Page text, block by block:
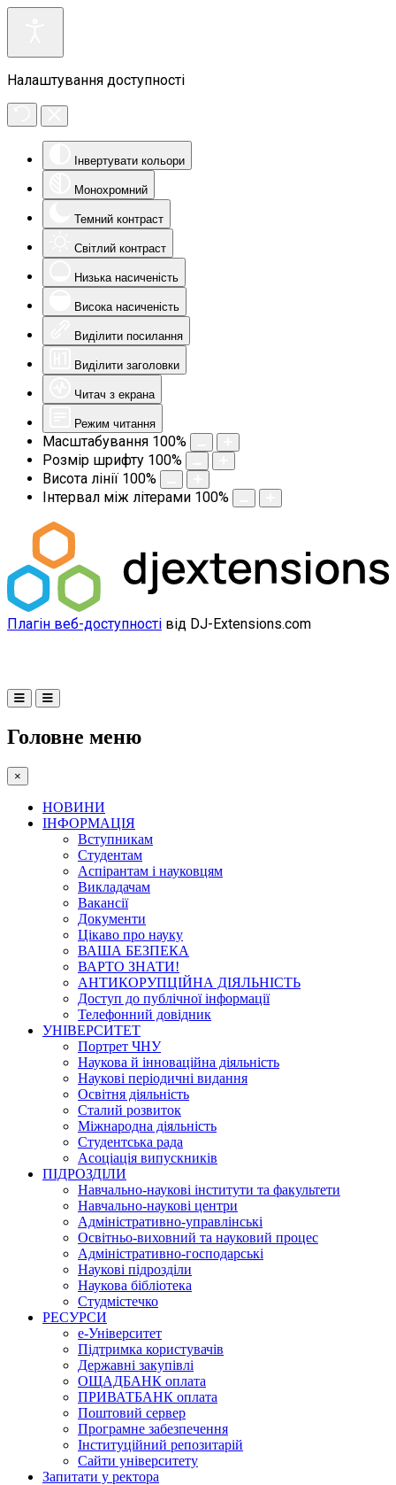
Налаштування доступності
Інвертувати кольори
Монохромний
Темний контраст
Світлий контраст
Низька насиченість
Висока насиченість
Виділити посилання
Виділити заголовки
Читач з екрана
Режим читання
Масштабування 100%
Розмір шрифту 100%
Висота лінії 100%
Інтервал між літерами 100%
Плагін веб-доступності від DJ-Extensions.com
Головне меню
×
НОВИНИ
ІНФОРМАЦІЯ
Вступникам
Студентам
Аспірантам і науковцям
Викладачам
Вакансії
Документи
Цікаво про науку
ВАША БЕЗПЕКА
ВАРТО ЗНАТИ!
АНТИКОРУПЦІЙНА ДІЯЛЬНІСТЬ
Доступ до публічної інформації
Телефонний довідник
УНІВЕРСИТЕТ
Портрет ЧНУ
Наукова й інноваційна діяльність
Наукові періодичні видання
Освітня діяльність
Сталий розвиток
Міжнародна діяльність
Студентська рада
Асоціація випускників
ПІДРОЗДІЛИ
Навчально-наукові інститути та факультети
Навчально-наукові центри
Адміністративно-управлінські
Освітньо-виховний та науковий процес
Адміністративно-господарські
Наукові підрозділи
Наукова бібліотека
Студмістечко
РЕСУРСИ
е-Університет
Підтримка користувачів
Державні закупівлі
ОЩАДБАНК оплата
ПРИВАТБАНК оплата
Поштовий сервер
Програмне забезпечення
Інституційний репозитарій
Сайти університету
Запитати у ректора